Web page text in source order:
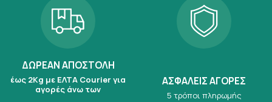
ΔΩΡΕΑΝ ΑΠΟΣΤΟΛΗ
έως 2Kg με ΕΛΤΑ Courier για
αγορές άνω των
ΑΣΦΑΛΕΙΣ ΑΓΟΡΕΣ
5 τρόποι πληρωμής